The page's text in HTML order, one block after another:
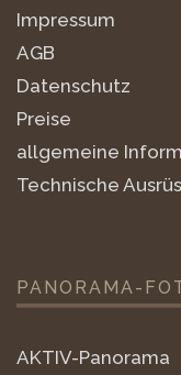
Impressum
AGB
Datenschutz
Preise
allgemeine
Technische
PANORAMA-
AKTIV-Panorama